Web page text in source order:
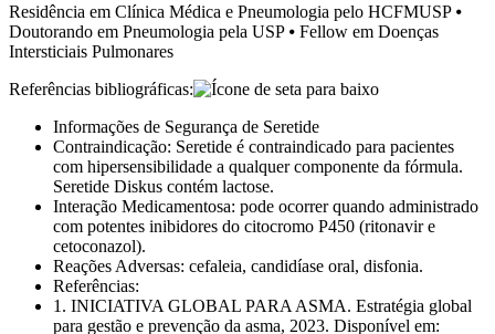
Residência em Clínica Médica e Pneumologia pelo HCFMUSP ⦁
Doutorando em Pneumologia pela USP ⦁ Fellow em Doenças
Intersticiais Pulmonares
Referências bibliográficas:
Informações de Segurança de Seretide
Contraindicação: Seretide é contraindicado para pacientes
com hipersensibilidade a qualquer componente da fórmula.
Seretide Diskus contém lactose.
Interação Medicamentosa: pode ocorrer quando administrado
com potentes inibidores do citocromo P450 (ritonavir e
cetoconazol).
Reações Adversas: cefaleia, candidíase oral, disfonia.
Referências:
1. INICIATIVA GLOBAL PARA ASMA. Estratégia global
para gestão e prevenção da asma, 2023. Disponível em: